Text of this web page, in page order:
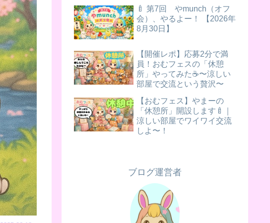
🍼 第7回 やmunch（オフ
会）、やるよー！ 【2026年
8月30日】
【開催レポ】応募2分で満
員！おむフェスの「休憩
所」やってみた☕️〜涼しい
部屋で交流という贅沢〜
【おむフェス】やまーの
「休憩所」開設します🍼｜
涼しい部屋でワイワイ交流
しよ〜！
ブログ運営者